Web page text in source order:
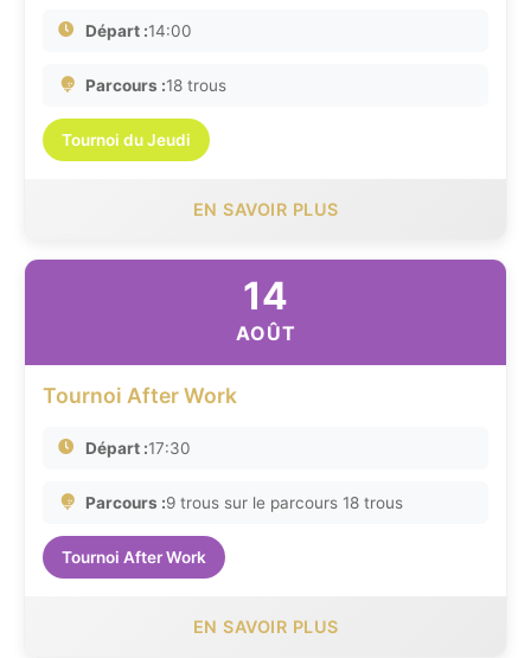
Départ :14:00
Parcours :18 trous
Tournoi du Jeudi
EN SAVOIR PLUS
14
AOÛT
Tournoi After Work
Départ :17:30
Parcours :9 trous sur le parcours 18 trous
Tournoi After Work
EN SAVOIR PLUS